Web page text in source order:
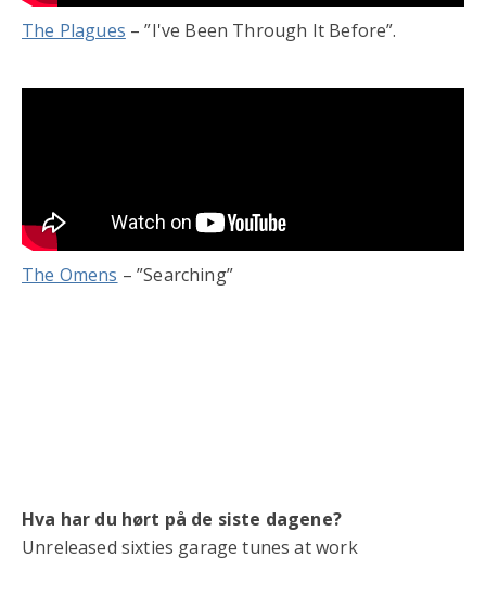
The Plagues – ”I've Been Through It Before”.
The Omens – ”Searching”
Hva har du hørt på de siste dagene?
Unreleased sixties garage tunes at work